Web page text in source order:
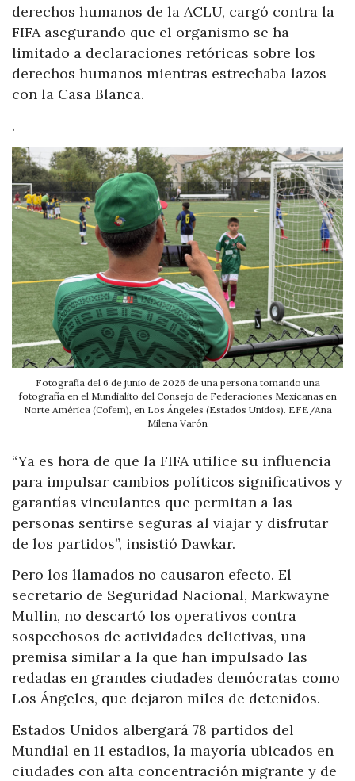
derechos humanos de la ACLU, cargó contra la
FIFA asegurando que el organismo se ha
limitado a declaraciones retóricas sobre los
derechos humanos mientras estrechaba lazos
con la Casa Blanca.
.
Fotografía del 6 de junio de 2026 de una persona tomando una
fotografía en el Mundialito del Consejo de Federaciones Mexicanas en
Norte América (Cofem), en Los Ángeles (Estados Unidos). EFE/Ana
Milena Varón
“Ya es hora de que la FIFA utilice su influencia
para impulsar cambios políticos significativos y
garantías vinculantes que permitan a las
personas sentirse seguras al viajar y disfrutar
de los partidos”, insistió Dawkar.
Pero los llamados no causaron efecto. El
secretario de Seguridad Nacional, Markwayne
Mullin, no descartó los operativos contra
sospechosos de actividades delictivas, una
premisa similar a la que han impulsado las
redadas en grandes ciudades demócratas como
Los Ángeles, que dejaron miles de detenidos.
Estados Unidos albergará 78 partidos del
Mundial en 11 estadios, la mayoría ubicados en
ciudades con alta concentración migrante y de